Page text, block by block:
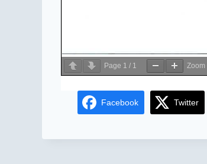
Page 1 / 1 Zoom
Facebook Twitter